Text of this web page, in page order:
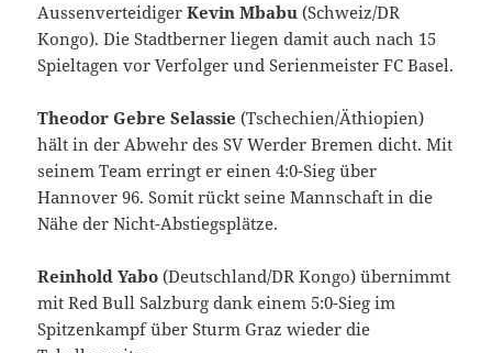
AussenverteidigerKevin Mbabu (Schweiz/DR
Kongo). Die Stadtberner liegen damit auch nach 15
Spieltagen vor Verfolger und Serienmeister FC Basel.
Theodor Gebre Selassie (Tschechien/Äthiopien)
hält in der Abwehr des SV Werder Bremen dicht. Mit
seinem Team erringt er einen 4:0-Sieg über
Hannover 96. Somit rückt seine Mannschaft in die
Nähe der Nicht-Abstiegsplätze.
Reinhold Yabo (Deutschland/DR Kongo) übernimmt
mit Red Bull Salzburg dank einem 5:0-Sieg im
Spitzenkampf über Sturm Graz wieder die